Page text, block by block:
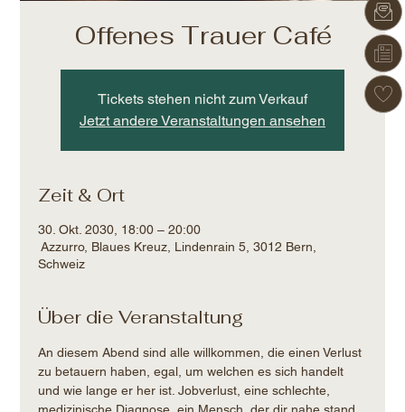
Offenes Trauer Café
Tickets stehen nicht zum Verkauf
Jetzt andere Veranstaltungen ansehen
Zeit & Ort
30. Okt. 2030, 18:00 – 20:00
Azzurro, Blaues Kreuz, Lindenrain 5, 3012 Bern,
Schweiz
Über die Veranstaltung
An diesem Abend sind alle willkommen, die einen Verlust
zu betauern haben, egal, um welchen es sich handelt
und wie lange er her ist. Jobverlust, eine schlechte,